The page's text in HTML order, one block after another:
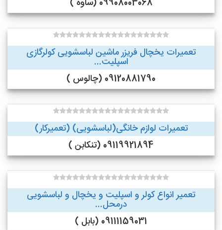
09908003068 (ساوه )
تعمیرات یخچال فریزر ماشین لباسشویی کولرگازی
اسپلیت...
09120881790 (چالوس )
تعمیرات لوازم خانگی(لباسشویی) (تعمیرکار)
09119921894 (تنکابن )
تعمیر انواع کولر و اسپلیت و یخچال و لباسشویی
درمحل...
09111159031 (بابل )